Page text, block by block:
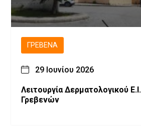
ΓΡΕΒΕΝΆ
29 Ιουνίου 2026
Λειτουργία Δερματολογικού
Γρεβενών